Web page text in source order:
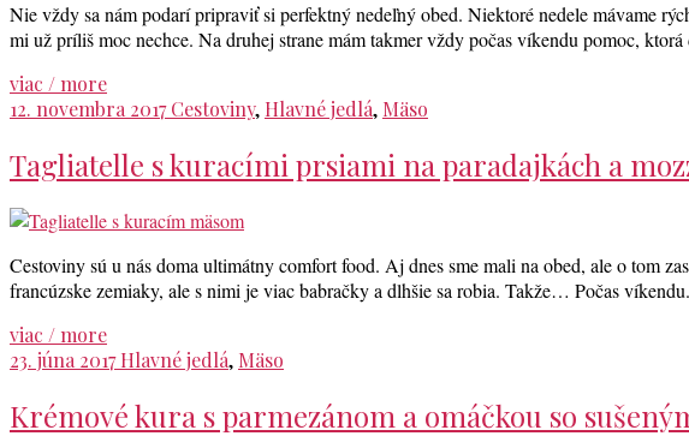
Nie vždy sa nám podarí pripraviť si perfektný nedeľný obed. Niektoré nedele mávame
mi už príliš moc nechce. Na druhej strane mám takmer vždy počas víkendu pomoc,
viac / more
12. novembra 2017Cestoviny, Hlavné jedlá, Mäso
Tagliatelle s kuracími prsiami na paradajkách a
Cestoviny sú u nás doma ultimátny comfort food. Aj dnes sme mali na obed, ale o tom
francúzske zemiaky, ale s nimi je viac babračky a dlhšie sa robia. Takže… Počas
viac / more
23. júna 2017Hlavné jedlá, Mäso
Krémové kura s parmezánom a omáčkou so